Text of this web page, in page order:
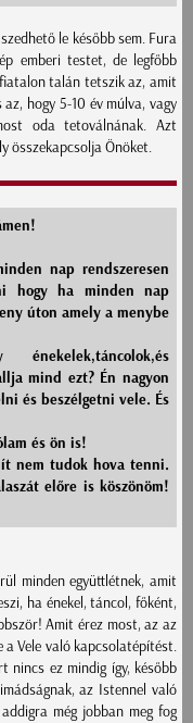
le később sem. Fura
emberi testet, de legfőbb
talán tetszik az, amit
hogy 5-10 év múlva, vagy
oda tetoválnának. Azt
összekapcsolja Önöket.
nap rendszeresen
hogy ha minden nap
úton amely a menybe
mind ezt? Én nagyon
és beszélgetni vele. És
és ön is!
nem tudok hova tenni.
előre is köszönöm!
minden együttlétnek, amit
ha énekel, táncol, főként,
Amit érez most, az az
a Vele való kapcsolatépítést.
nincs ez mindig így, később
az Istennel való
még jobban meg fog